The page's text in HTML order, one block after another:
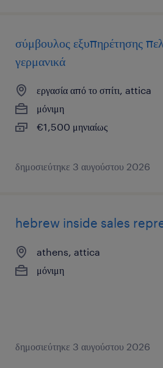
σύμβουλος εξυπηρέτησης
γερμανικά
εργασία από το σπίτι, attica
μόνιμη
€1,500 μηνιαίως
δημοσιεύτηκε 3 αυγούστου 2026
hebrew inside sales
athens, attica
μόνιμη
δημοσιεύτηκε 3 αυγούστου 2026